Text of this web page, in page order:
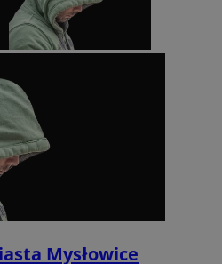
Mysłowice